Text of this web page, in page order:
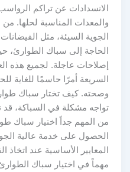
الانسدادات عن تراكم
والمعدات المناسبة لحلها.
الجوية السيئة، مثل
الحاجة إلى سباك الطوارئ،
إصلاحات عاجلة. لجميع هذه
السريعة أمرًا حاسمًا للغاية
وصحته. كيف تختار سباك
تواجه مشكلة في السباكة، قد
من المهم جداً اختيار سباك
الحصول على خدمة عالية
المعايير الأساسية عند اتخاذ
مهماً في اختيار سباك